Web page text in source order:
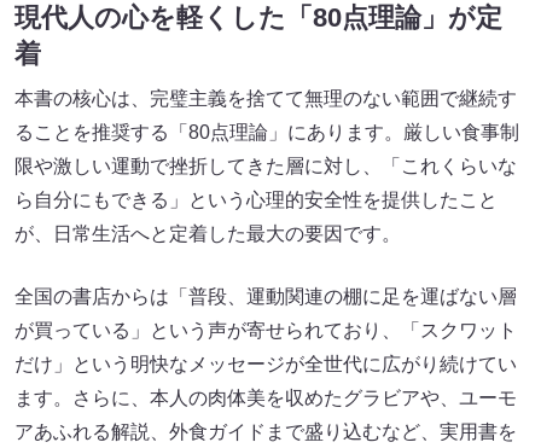
現代人の心を軽くした「80点理論」が定
着
本書の核心は、完璧主義を捨てて無理のない範囲で継続す
ることを推奨する「80点理論」にあります。厳しい食事制
限や激しい運動で挫折してきた層に対し、「これくらいな
ら自分にもできる」という心理的安全性を提供したこと
が、日常生活へと定着した最大の要因です。
全国の書店からは「普段、運動関連の棚に足を運ばない層
が買っている」という声が寄せられており、「スクワット
だけ」という明快なメッセージが全世代に広がり続けてい
ます。さらに、本人の肉体美を収めたグラビアや、ユーモ
アあふれる解説、外食ガイドまで盛り込むなど、実用書を